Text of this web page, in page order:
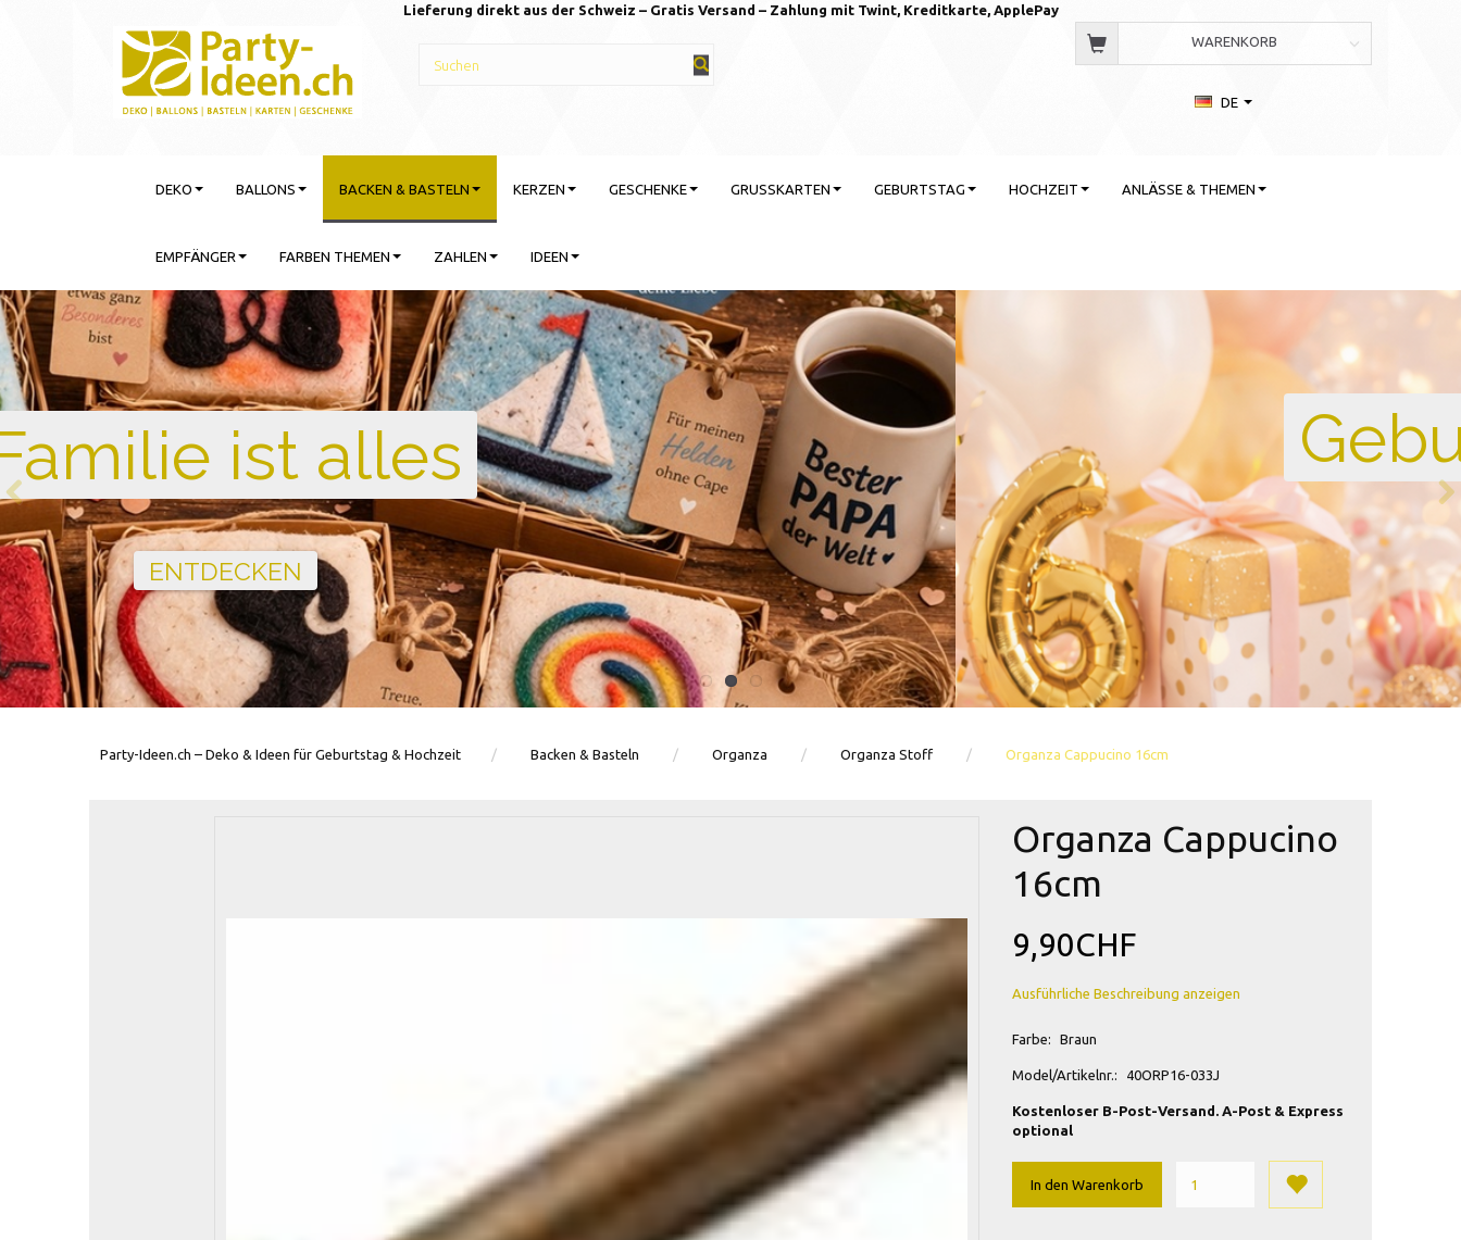
Lieferung direkt aus der Schweiz – Gratis Versand – Zahlung mit Twint, Kreditkarte, ApplePay
WARENKORB
DE
DEKO BALLONS BACKEN & BASTELN KERZEN GESCHENKE GRUSSKARTEN GEBURTSTAG HOCHZEIT ANLÄSSE & THEMEN
EMPFÄNGER FARBEN THEMEN ZAHLEN IDEEN
Geburtstag feiern mit Stil
Ballons · Tischdeko · Karten · Zahlen
GEBURTSTAGSDEKO ENTDECKEN
Party-Ideen.ch – Deko & Ideen für Geburtstag & Hochzeit Backen & Basteln Organza Organza Stoff Organza Cappucino 16cm
Organza Cappucino
16cm
9,90CHF
Ausführliche Beschreibung anzeigen
Farbe: Braun
Model/Artikelnr.: 40ORP16-033J
Kostenloser B-Post-Versand. A-Post & Express
optional
In den Warenkorb